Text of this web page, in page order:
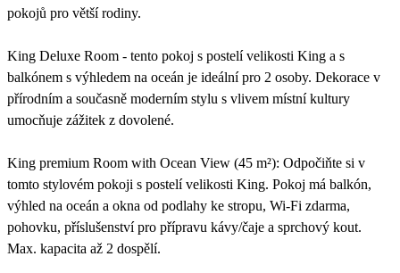
pokojů pro větší rodiny.
King Deluxe Room - tento pokoj s postelí velikosti King a s
balkónem s výhledem na oceán je ideální pro 2 osoby. Dekorace v
přírodním a současně moderním stylu s vlivem místní kultury
umocňuje zážitek z dovolené.
King premium Room with Ocean View (45 m²): Odpočiňte si v
tomto stylovém pokoji s postelí velikosti King. Pokoj má balkón,
výhled na oceán a okna od podlahy ke stropu, Wi-Fi zdarma,
pohovku, příslušenství pro přípravu kávy/čaje a sprchový kout.
Max. kapacita až 2 dospělí.